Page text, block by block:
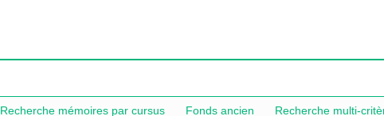
Recherche mémoires par cursus Fonds ancien Recherche multi-